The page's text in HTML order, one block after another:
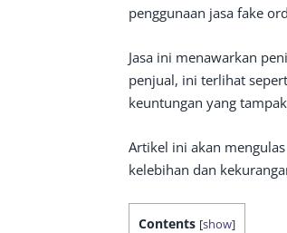
penggunaan jasa fake
Jasa ini menawarkan
penjual, ini terlihat
keuntungan yang
Artikel ini akan
kelebihan dan
Contents [show]